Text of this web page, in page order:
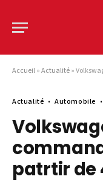
Accueil»Actualité»
Actualité Automobile
patrtir de